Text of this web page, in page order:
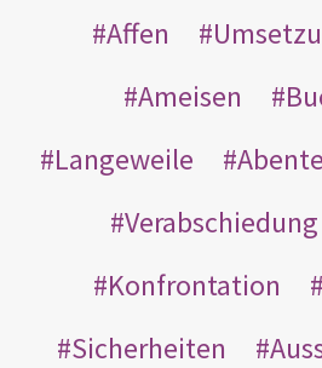
Affen
Ameisen
Langeweile
Verabschiedung
Konfrontation
Sicherheiten